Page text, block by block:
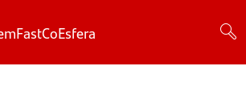
FastCoEsfera